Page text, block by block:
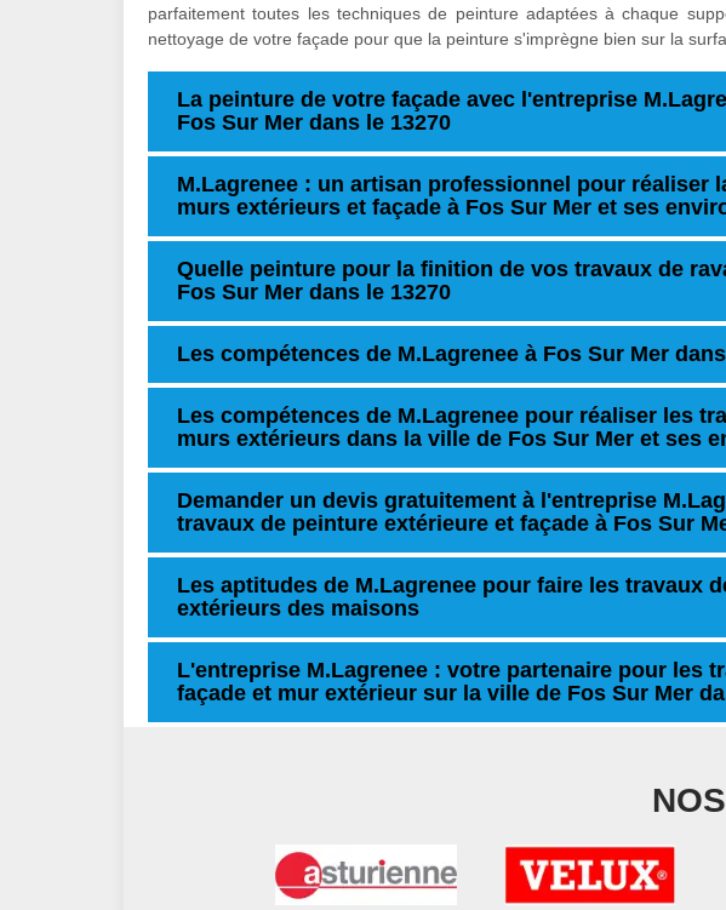
parfaitement toutes les techniques de peinture adaptées à chaque
nettoyage de votre façade pour que la peinture s'imprègne bien sur la
La peinture de votre façade avec l'entreprise
Fos Sur Mer dans le 13270
M.Lagrenee : un artisan professionnel pour réaliser
murs extérieurs et façade à Fos Sur Mer et ses
Quelle peinture pour la finition de vos travaux de
Fos Sur Mer dans le 13270
Les compétences de M.Lagrenee à Fos Sur Mer
Les compétences de M.Lagrenee pour réaliser les
murs extérieurs dans la ville de Fos Sur Mer et ses
Demander un devis gratuitement à l'entreprise
travaux de peinture extérieure et façade à Fos Sur
Les aptitudes de M.Lagrenee pour faire les travaux
extérieurs des maisons
L'entreprise M.Lagrenee : votre partenaire pour les
façade et mur extérieur sur la ville de Fos Sur Mer